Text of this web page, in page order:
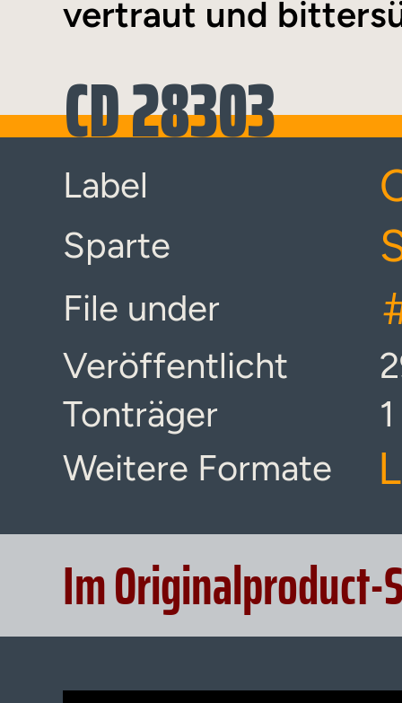
vertraut und
CD 28303
Label
Sparte
File under
Veröffentlicht
Tonträger
Weitere Formate
Im